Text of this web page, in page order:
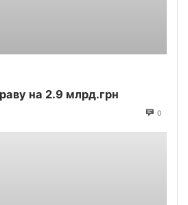
на 2.9 млрд.грн
0